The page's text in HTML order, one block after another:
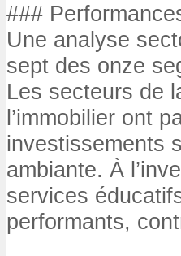
###
Une analyse
sept des onze
Les secteurs de
l’immobilier ont
investissements
ambiante. À
services
performants,